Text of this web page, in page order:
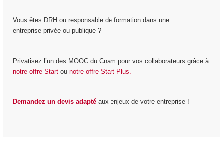
Vous êtes DRH ou responsable de formation dans une
entreprise privée ou publique ?
Privatisez l’un des MOOC du Cnam pour vos collaborateurs grâce à
notre offre Startou notre offre Start Plus.
Demandez un devis adaptéaux enjeux de votre entreprise !